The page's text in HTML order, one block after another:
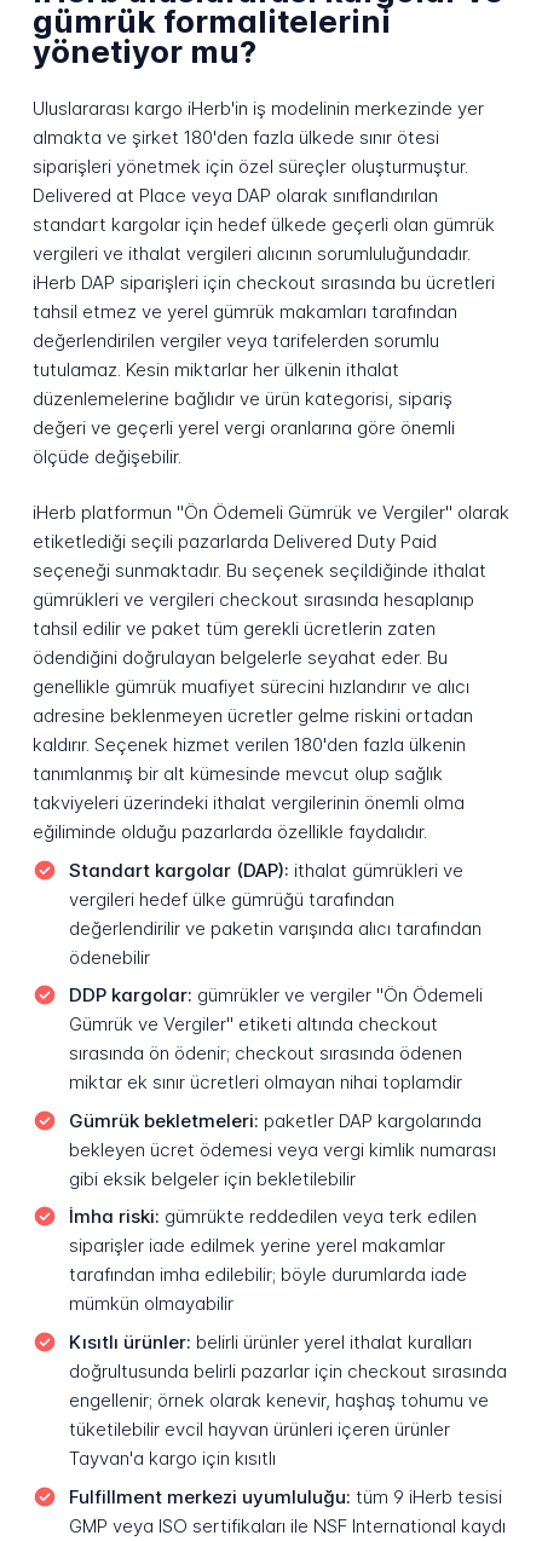
gümrük formalitelerini
yönetiyor mu?
Uluslararası kargo iHerb'in iş modelinin merkezinde yer
almakta ve şirket 180'den fazla ülkede sınır ötesi
siparişleri yönetmek için özel süreçler oluşturmuştur.
Delivered at Place veya DAP olarak sınıflandırılan
standart kargolar için hedef ülkede geçerli olan gümrük
vergileri ve ithalat vergileri alıcının sorumluluğundadır.
iHerb DAP siparişleri için checkout sırasında bu ücretleri
tahsil etmez ve yerel gümrük makamları tarafından
değerlendirilen vergiler veya tarifelerden sorumlu
tutulamaz. Kesin miktarlar her ülkenin ithalat
düzenlemelerine bağlıdır ve ürün kategorisi, sipariş
değeri ve geçerli yerel vergi oranlarına göre önemli
ölçüde değişebilir.
iHerb platformun "Ön Ödemeli Gümrük ve Vergiler" olarak
etiketlediği seçili pazarlarda Delivered Duty Paid
seçeneği sunmaktadır. Bu seçenek seçildiğinde ithalat
gümrükleri ve vergileri checkout sırasında hesaplanıp
tahsil edilir ve paket tüm gerekli ücretlerin zaten
ödendiğini doğrulayan belgelerle seyahat eder. Bu
genellikle gümrük muafiyet sürecini hızlandırır ve alıcı
adresine beklenmeyen ücretler gelme riskini ortadan
kaldırır. Seçenek hizmet verilen 180'den fazla ülkenin
tanımlanmış bir alt kümesinde mevcut olup sağlık
takviyeleri üzerindeki ithalat vergilerinin önemli olma
eğiliminde olduğu pazarlarda özellikle faydalıdır.
Standart kargolar (DAP): ithalat gümrükleri ve
vergileri hedef ülke gümrüğü tarafından
değerlendirilir ve paketin varışında alıcı tarafından
ödenebilir
DDP kargolar: gümrükler ve vergiler "Ön Ödemeli
Gümrük ve Vergiler" etiketi altında checkout
sırasında ön ödenir; checkout sırasında ödenen
miktar ek sınır ücretleri olmayan nihai toplamdir
Gümrük bekletmeleri: paketler DAP kargolarında
bekleyen ücret ödemesi veya vergi kimlik numarası
gibi eksik belgeler için bekletilebilir
İmha riski: gümrükte reddedilen veya terk edilen
siparişler iade edilmek yerine yerel makamlar
tarafından imha edilebilir; böyle durumlarda iade
mümkün olmayabilir
Kısıtlı ürünler: belirli ürünler yerel ithalat kuralları
doğrultusunda belirli pazarlar için checkout sırasında
engellenir; örnek olarak kenevir, haşhaş tohumu ve
tüketilebilir evcil hayvan ürünleri içeren ürünler
Tayvan'a kargo için kısıtlı
Fulfillment merkezi uyumluluğu: tüm 9 iHerb tesisi
GMP veya ISO sertifikaları ile NSF International kaydı